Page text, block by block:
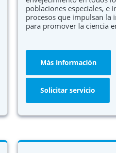
poblaciones especiales, e
procesos que impulsan la
para promover la ciencia
Más información
Solicitar servicio